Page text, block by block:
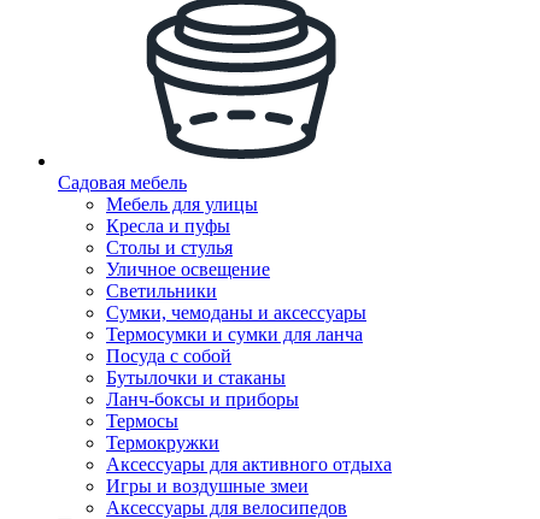
Садовая мебель
Мебель для улицы
Кресла и пуфы
Столы и стулья
Уличное освещение
Светильники
Сумки, чемоданы и аксессуары
Термосумки и сумки для ланча
Посуда с собой
Бутылочки и стаканы
Ланч-боксы и приборы
Термосы
Термокружки
Аксессуары для активного отдыха
Игры и воздушные змеи
Аксессуары для велосипедов